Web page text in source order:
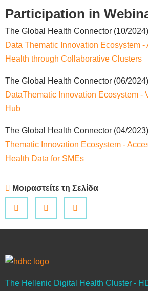
Participation in
The Global Health Connector (10/
Data Thematic Innovation Ecosystem -
Health through Collaborative Clusters
The Global Health Connector (06/
DataThematic Innovation Ecosystem -
Hub
The Global Health Connector (04/
Thematic Innovation Ecosystem -
Health Data for SMEs
Μοιραστείτε τη Σελίδα
The Hellenic Digital Health Cluster -